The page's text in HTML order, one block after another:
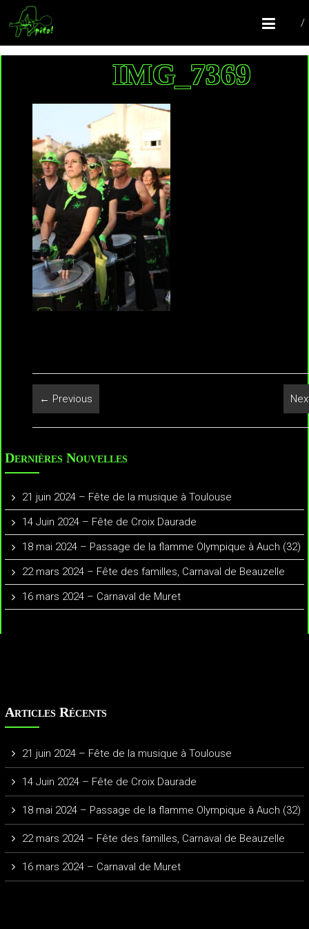
COMPAGNIE APITO!
Batucada Colomiers
IMG_7369
← Previous
Dernières Nouvelles
21 juin 2024 – Fête de la musique à Toulouse
14 Juin 2024 – Fête de Croix Daurade
18 mai 2024 – Passage de la flamme Olympique à Auch (32)
22 mars 2024 – Fête des familles, Carnaval de Beauzelle
16 mars 2024 – Carnaval de Muret
Articles Récents
21 juin 2024 – Fête de la musique à Toulouse
14 Juin 2024 – Fête de Croix Daurade
18 mai 2024 – Passage de la flamme Olympique à Auch (32)
22 mars 2024 – Fête des familles, Carnaval de Beauzelle
16 mars 2024 – Carnaval de Muret